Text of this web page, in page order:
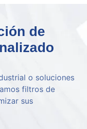
de
o soluciones
filtros de
sus